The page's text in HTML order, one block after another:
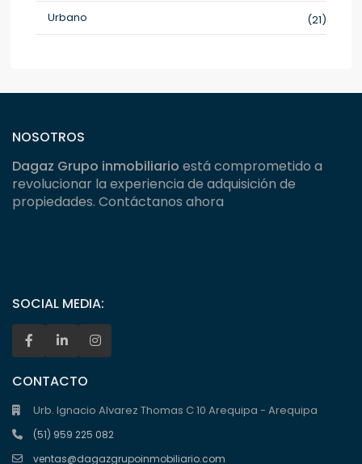
Urbano
(21)
NOSOTROS
Dagaz Grupo inmobiliario está comprometido a
revolucionar la experiencia de adquisición de
propiedades. Contáctanos ahora
SOCIAL MEDIA:
CONTACTO
Urb. Ignacio Alvarez Thomas C 10 Arequipa - Arequipa
(51) 959 225 082
ventas@dagazgrupoinmobiliario.com